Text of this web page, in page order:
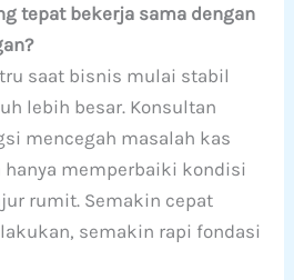
tepat bekerja sama dengan
saat bisnis mulai stabil
lebih besar. Konsultan
mencegah masalah kas
hanya memperbaiki kondisi
rumit. Semakin cepat
semakin rapi fondasi